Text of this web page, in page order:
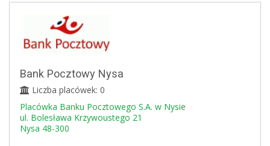
Bank Pocztowy Nysa
Liczba placówek: 0
Placówka Banku Pocztowego S.A. w Nysie
ul. Bolesława Krzywoustego 21
Nysa 48-300